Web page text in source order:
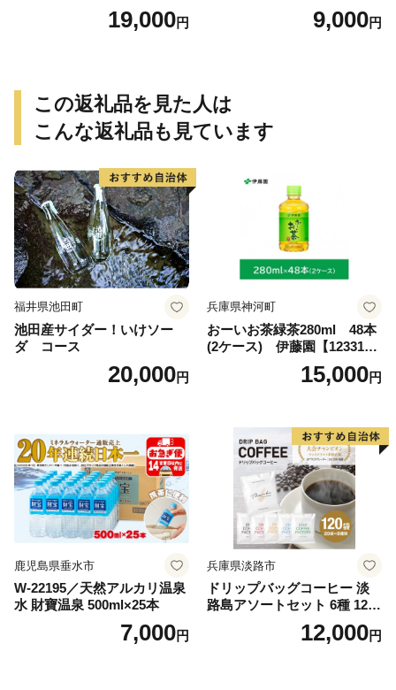
19,000円
琲ブレンド珈琲飲み比べセッ
9,000円
この返礼品を見た人は
こんな返礼品も見ています
福井県池田町
池田産サイダー！いけソー
ダ コース
20,000円
兵庫県神河町
おーいお茶緑茶280ml 48本
(2ケース) 伊藤園【123317
15,000円
鹿児島県垂水市
W-22195／天然アルカリ温泉
水 財寶温泉 500ml×25本
7,000円
兵庫県淡路市
ドリップバッグコーヒー 淡
路島アソートセット 6種 120
袋 飲み比べ コーヒー
12,000円